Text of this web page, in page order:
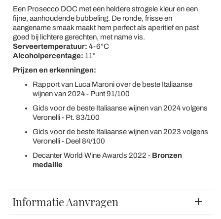
Een Prosecco DOC met een heldere strogele kleur en een
fijne, aanhoudende bubbeling. De ronde, frisse en
aangename smaak maakt hem perfect als aperitief en past
goed bij lichtere gerechten, met name vis.
Serveertemperatuur: 4-6°C
Alcoholpercentage: 11°
Prijzen en erkenningen:
Rapport van Luca Maroni over de beste Italiaanse
wijnen van 2024 - Punt 91/100
Gids voor de beste Italiaanse wijnen van 2024 volgens
Veronelli - Pt. 83/100
Gids voor de beste Italiaanse wijnen van 2023 volgens
Veronelli - Deel 84/100
Decanter World Wine Awards 2022 - Bronzen
medaille
Informatie Aanvragen